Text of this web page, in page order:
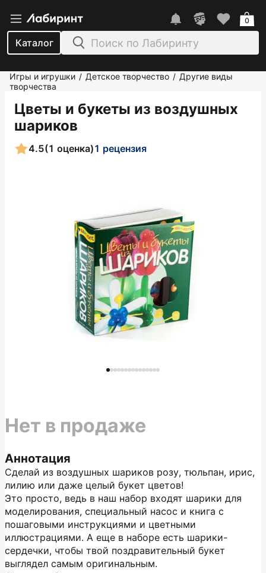
Каталог
0
Игры и игрушки / Детское творчество / Другие виды
творчества
Цветы и букеты из воздушных
шариков
4.5(1 оценка)1 рецензия
Аннотация
Сделай из воздушных шариков розу, тюльпан, ирис,
лилию или даже целый букет цветов!
Это просто, ведь в наш набор входят шарики для
моделирования, специальный насос и книга с
пошаговыми инструкциями и цветными
иллюстрациями. А еще в наборе есть шарики-
сердечки, чтобы твой поздравительный букет
выглядел самым оригинальным.
Нет в продаже